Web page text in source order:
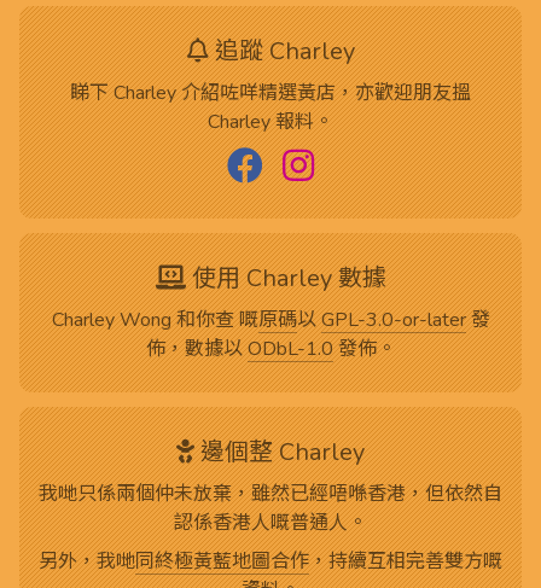
追蹤 Charley
睇下 Charley 介紹咗咩精選黃店，亦歡迎朋友搵
Charley 報料。
使用 Charley 數據
Charley Wong 和你查 嘅原碼以GPL-3.0-or-later發
佈，數據以ODbL-1.0發佈。
邊個整 Charley
我哋只係兩個仲未放棄，雖然已經唔喺香港，但依然自
認係香港人嘅普通人。
另外，我哋同終極黃藍地圖合作，持續互相完善雙方嘅